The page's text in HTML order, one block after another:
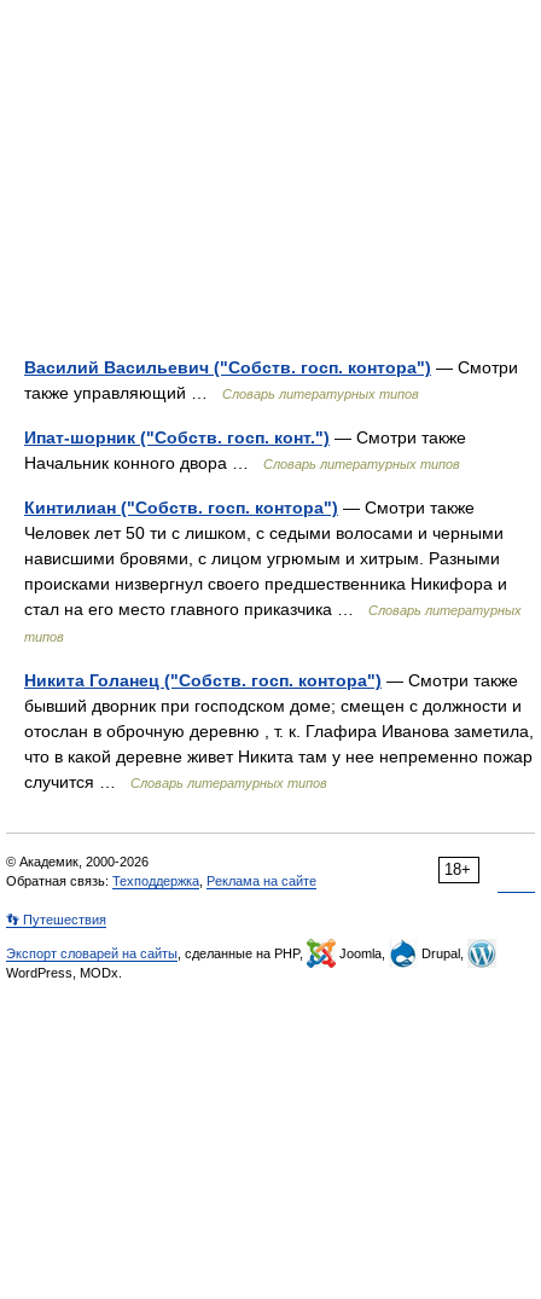
Василий Васильевич ("Собств. госп. контора") — Смотри
также управляющий …
Словарь литературных типов
Ипат-шорник ("Собств. госп. конт.") — Смотри также
Начальник конного двора …
Словарь литературных типов
Кинтилиан ("Собств. госп. контора") — Смотри также
Человек лет 50 ти с лишком, с седыми волосами и черными
нависшими бровями, с лицом угрюмым и хитрым. Разными
происками низвергнул своего предшественника Никифора и
стал на его место главного приказчика …
Словарь литературных
типов
Никита Голанец ("Собств. госп. контора") — Смотри также
бывший дворник при господском доме; смещен с должности и
отослан в оброчную деревню , т. к. Глафира Иванова заметила,
что в какой деревне живет Никита там у нее непременно пожар
случится …
Словарь литературных типов
18+
© Академик, 2000-2026
Обратная связь: Техподдержка Реклама на сайте
👣 Путешествия
Экспорт словарей на сайты , сделанные на PHP, Joomla,
Drupal,
WordPress, MODx.